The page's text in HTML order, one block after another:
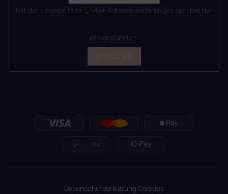
Mit der Eingabe Ihrer E-Mail-Adresse erklären Sie sich mit der
einverstanden.
DatenschutzerklärungCookies